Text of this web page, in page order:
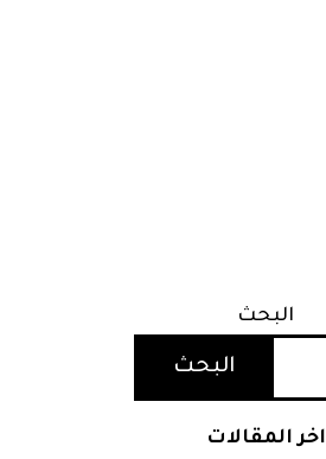
البحث
البحث
اخر المقالات